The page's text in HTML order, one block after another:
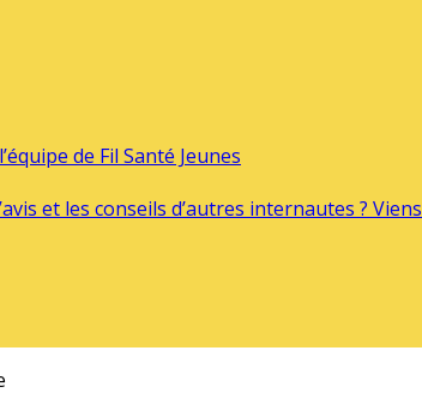
de Fil Santé Jeunes
et les conseils d’autres internautes ?